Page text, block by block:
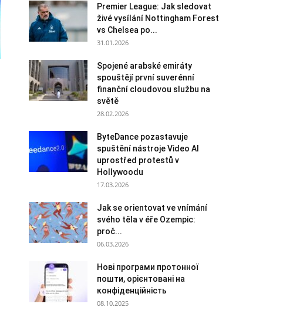
Premier League: Jak sledovat
živé vysílání Nottingham Forest
vs Chelsea po...
31.01.2026
Spojené arabské emiráty
spouštějí první suverénní
finanční cloudovou službu na
světě
28.02.2026
ByteDance pozastavuje
spuštění nástroje Video AI
uprostřed protestů v
Hollywoodu
17.03.2026
Jak se orientovat ve vnímání
svého těla v éře Ozempic:
proč...
06.03.2026
Нові програми протонної
пошти, орієнтовані на
конфіденційність
08.10.2025